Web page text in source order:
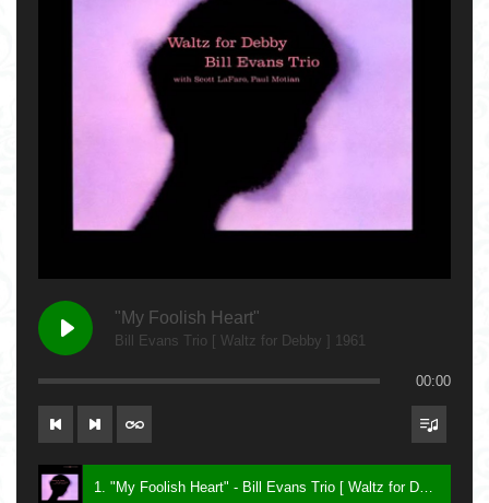
"My Foolish Heart"
Bill Evans Trio [ Waltz for Debby ] 1961
00:00